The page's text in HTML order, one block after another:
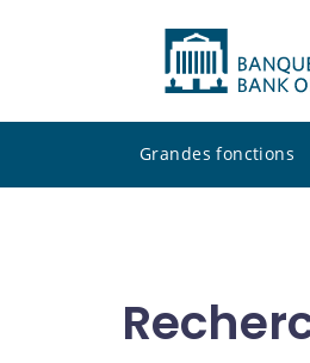
Grandes fonctions